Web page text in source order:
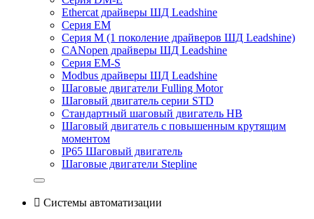
Ethercat драйверы ШД Leadshine
Серия EM
Серия M (1 поколение драйверов ШД Leadshine)
CANopen драйверы ШД Leadshine
Серия EM-S
Modbus драйверы ШД Leadshine
Шаговые двигатели Fulling Motor
Шаговый двигатель серии STD
Стандартный шаговый двигатель HB
Шаговый двигатель с повышенным крутящим
моментом
IP65 Шаговый двигатель
Шаговые двигатели Stepline
 Системы автоматизации